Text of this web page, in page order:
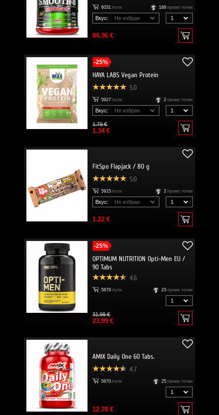
6031 пъти 168 промо точки
Вкус:
84.36 €
-25%
HAYA LABS Vegan Protein
5.0
5927 пъти 2 промо точки
Вкус:
1.79 €
1.34 €
FitSpo Flapjack / 80 g
5.0
5915 пъти 2 промо точки
Вкус:
1.22 €
-25%
OPTIMUM NUTRITION Opti-Men EU /
90 Tabs
4.6
5879 пъти 23 промо точки
31.99 €
23.99 €
AMIX Daily One 60 Tabs.
4.7
5670 пъти 25 промо точки
12.78 €